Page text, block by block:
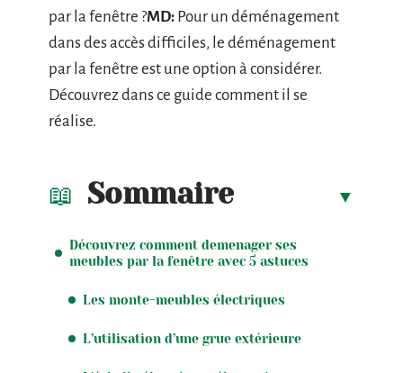
par la fenêtre ?MD: Pour un déménagement
dans des accès difficiles, le déménagement
par la fenêtre est une option à considérer.
Découvrez dans ce guide comment il se
réalise.
Sommaire
Découvrez comment demenager ses
meubles par la fenêtre avec 5 astuces
Les monte-meubles électriques
L’utilisation d’une grue extérieure